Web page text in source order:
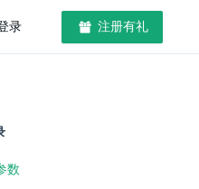
录 注册有礼
数